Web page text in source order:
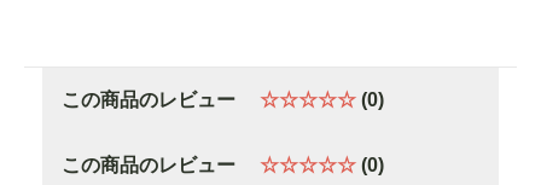
この商品のレビュー ☆☆☆☆☆ (0)
この商品のレビュー ☆☆☆☆☆ (0)